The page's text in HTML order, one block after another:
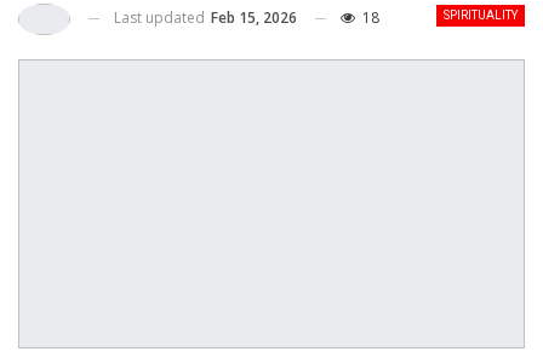
SPIRITUALITY
Last updated Feb 15, 2026 18